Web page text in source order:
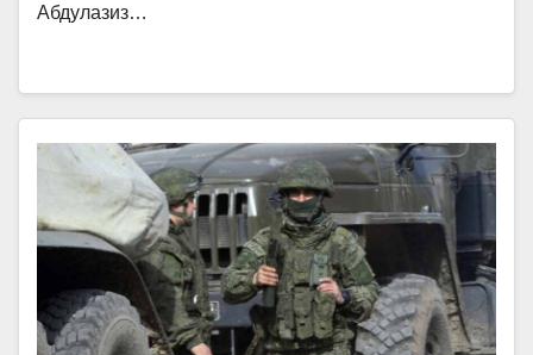
Абдулазиз…